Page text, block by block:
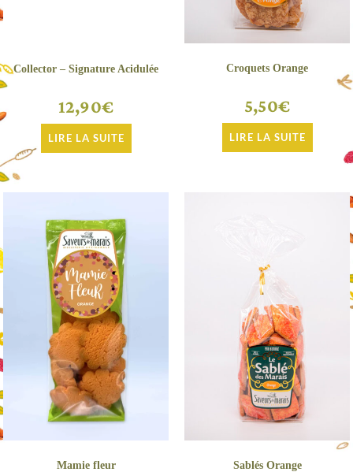
Collector – Signature Acidulée
12,90€
LIRE LA SUITE
Croquets Orange
5,50€
LIRE LA SUITE
Mamie fleur Sablés Orange